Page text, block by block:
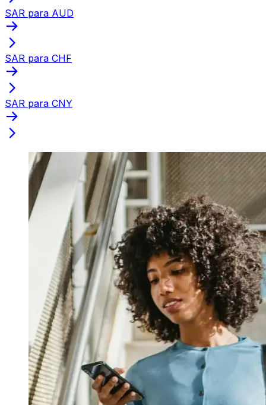
SAR para AUD
SAR para CHF
SAR para CNY